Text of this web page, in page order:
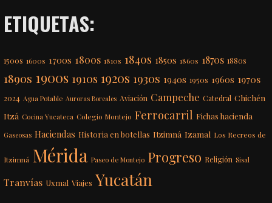
ETIQUETAS:
1500s 1600s 1700s 1800s 1810s 1840s 1850s 1860s 1870s 1880s
1890s 1900s 1910s 1920s 1930s 1940s 1950s 1960s 1970s
2024 Agua Potable Auroras Boreales Aviación Campeche Catedral Chichén
Itzá Cocina Yucateca Colegio Montejo Ferrocarril Fichas hacienda
Gaseosas Haciendas Historia en botellas Itzimná Izamal Los Recreos de
Itzimná Mérida Paseo de Montejo Progreso Religión Sisal
Tranvías Uxmal Viajes Yucatán